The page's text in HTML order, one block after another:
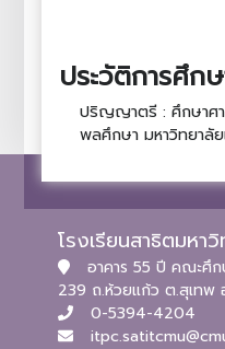
ประวัติการศึก
ปริญญาตรี : ศึกษาศ
พลศึกษา มหาวิทยาลัย
อาคาร 55 ปี คณะศึก
239 ถ.ห้วยแก้ว ต.สุเทพ
0-5394-4204